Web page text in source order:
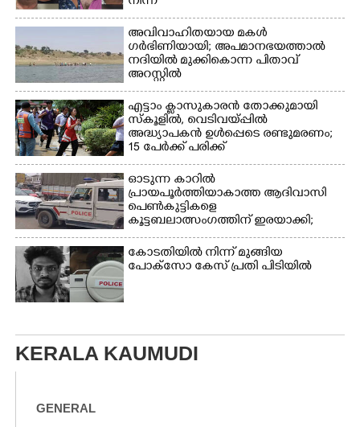
അവിവാഹിതയായ മകൾ
ഗർഭിണിയായി; അപമാനഭയത്താൽ
നദിയിൽ മുക്കികൊന്ന പിതാവ്
അറസ്റ്റിൽ
എട്ടാം ക്ളാസുകാരൻ തോക്കുമായി
സ്കൂളിൽ, വെടിവയ്പ്പിൽ
അദ്ധ്യാപകൻ ഉൾപ്പെടെ രണ്ടുമരണം;
15 പേർക്ക് പരിക്ക്
ഓടുന്ന കാറിൽ
പ്രായപൂർത്തിയാകാത്ത ആദിവാസി
പെൺകുട്ടികളെ
കൂട്ടബലാത്സംഗത്തിന് ഇരയാക്കി;
മൂന്ന് പേർ പിടിയിൽ
കോടതിയിൽ നിന്ന് മുങ്ങിയ
പോക്സോ കേസ് പ്രതി പിടിയിൽ
KERALA KAUMUDI
GENERAL